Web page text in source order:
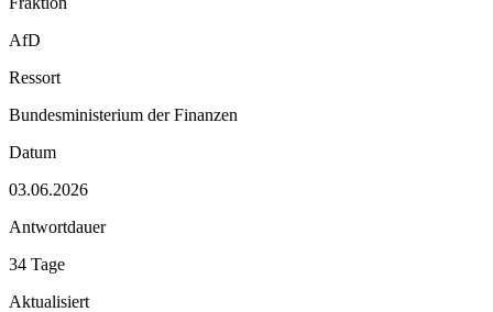
AfD
Ressort
Bundesministerium der Finanzen
Datum
03.06.2026
Antwortdauer
34 Tage
Aktualisiert